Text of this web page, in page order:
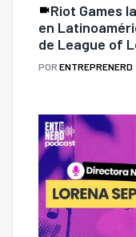
Riot Games
en
de League of
POR ENTREPRENERD